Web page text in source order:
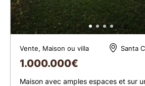
Vente, Maison ou villa Santa
1.000.000€
Maison avec amples espaces et sur